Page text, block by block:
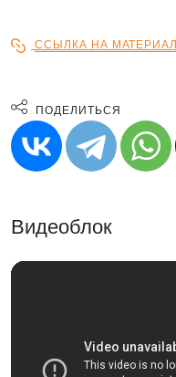
ССЫЛКА НА МАТЕРИАЛ
ПОДЕЛИТЬСЯ
Видеоблок